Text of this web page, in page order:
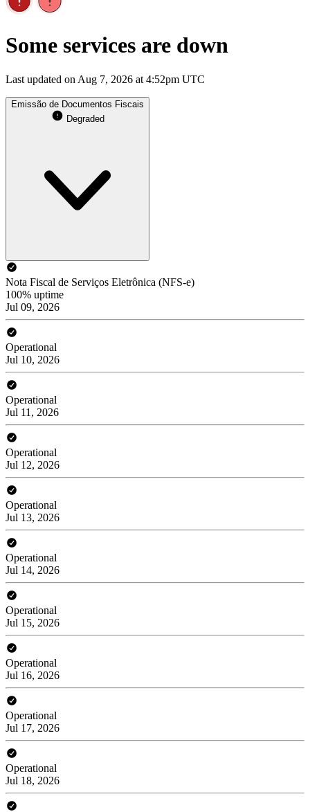
Some services are down
Last updated on Aug 7, 2026 at 4:52pm UTC
Emissão de Documentos Fiscais
Degraded
Nota Fiscal de Serviços Eletrônica (NFS-e)
100% uptime
Jul 09, 2026
Operational
Jul 10, 2026
Operational
Jul 11, 2026
Operational
Jul 12, 2026
Operational
Jul 13, 2026
Operational
Jul 14, 2026
Operational
Jul 15, 2026
Operational
Jul 16, 2026
Operational
Jul 17, 2026
Operational
Jul 18, 2026